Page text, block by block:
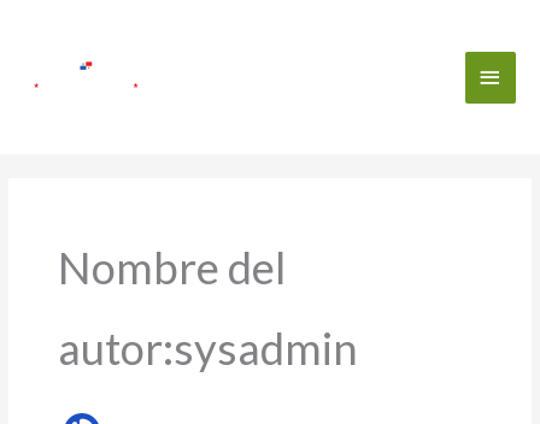
Nombre del
autor:sysadmin